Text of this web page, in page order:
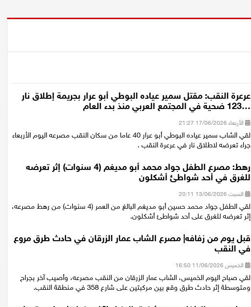
عرعرة النقب: مقتل سمير عياده البوطي أبو عرار بجريمة إطلاق نار
…123 ضحية في المجتمع العربي منذ بدء العام
الأربعاء 17/06/2026 21:27
لقي الشاب سمير عياده البوطي أبو عرار 40 عاما من سكان النقب مصرعه اليوم الأربعاء
جراء تعرضه لاطلاق نار في عرعرة النقب .
رهط: مصرع الطفل جواد محمد أبو مديغم (4 سنوات) إثر تعرضه
للغرق في أحد شواطئ أشكلون
السبت 13/06/2026 20:11
لقي الطفل جواد محمد حسين أبو مديغم البالغ من العمر (4 سنوات) من رهط مصرعه،
إثر تعرضه للغرق على أحد شواطئ أشكلون.
قبل يوم من زفافه| مصرع الشاب عمار الزرقان في حادث طرق مروع
في النقب
الخميس 11/06/2026 16:50
لقي صباح اليوم الخميس، الشاب عمار الزرقان من النقب مصرعه، وأصيب آخر بجراح
ومتوسطة إثر حادث طرق وقع بين مركبتين على شارع 358 في منطقة النقب.